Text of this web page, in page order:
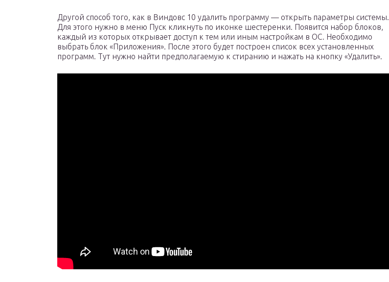
Другой способ того, как в Виндовс 10 удалить программу — открыть параметры системы.
Для этого нужно в меню Пуск кликнуть по иконке шестеренки. Появится набор блоков,
каждый из которых открывает доступ к тем или иным настройкам в ОС. Необходимо
выбрать блок «Приложения». После этого будет построен список всех установленных
программ. Тут нужно найти предполагаемую к стиранию и нажать на кнопку «Удалить».